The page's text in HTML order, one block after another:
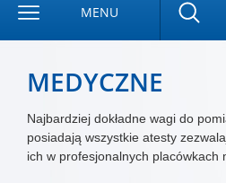
MENU
MEDYCZNE
Najbardziej dokładne wagi do
posiadają wszystkie atesty
ich w profesjonalnych placówkach